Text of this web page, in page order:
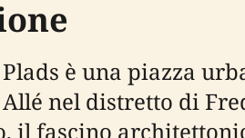
Plads è una piazza
nel distretto di
il fascino